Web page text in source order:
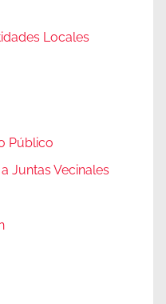
Locales
Público
Juntas Vecinales